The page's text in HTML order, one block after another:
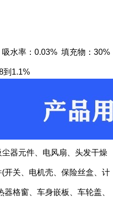
水率：0.03% 填充物：30%
到1.1%
器元件、电风扇、头发干燥
开关、电机壳、保险丝盒、计
格窗、车身嵌板、车轮盖、